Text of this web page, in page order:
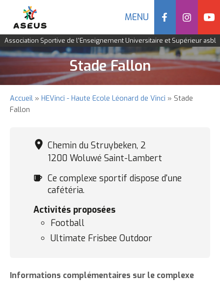
Aller
contenu
principal
Navigation
mobile
MENU Social
Association Sportive de l'Enseignement Universitaire et Supérieur asbl
Stade Fallon
Fil
Accueil HEVinci - Haute Ecole Léonard de Vinci
Stade
Fallon
Chemin du Struybeken, 2
1200 Woluwé Saint-Lambert
Cafétéria
Ce complexe sportif dispose d'une
cafétéria.
Activités proposées
Football
Ultimate Frisbee Outdoor
Informations complémentaires sur le complexe